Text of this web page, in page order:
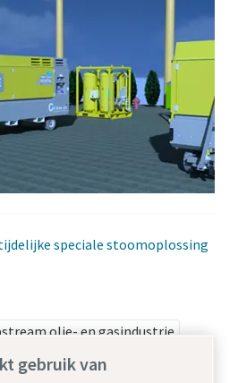
speciale stoomoplossing
olie- en gasindustrie
olie- en gasindustrie
gebruik van